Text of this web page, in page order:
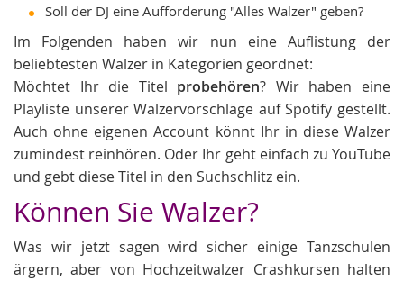
Soll der DJ eine Aufforderung "Alles Walzer" geben?
Im Folgenden haben wir nun eine Auflistung der
beliebtesten Walzer in Kategorien geordnet:
Möchtet Ihr die Titel probehören? Wir haben eine
Playliste unserer Walzervorschläge auf Spotify gestellt.
Auch ohne eigenen Account könnt Ihr in diese Walzer
zumindest reinhören. Oder Ihr geht einfach zu YouTube
und gebt diese Titel in den Suchschlitz ein.
Können Sie Walzer?
Was wir jetzt sagen wird sicher einige Tanzschulen
ärgern, aber von Hochzeitwalzer Crashkursen halten